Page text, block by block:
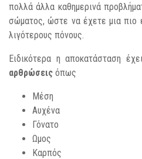
πολλά άλλα καθημερινά
σώματος, ώστε να έχετε μια πιο
λιγότερους πόνους.
Ειδικότερα η αποκατάσταση
αρθρώσεις όπως
Μέση
Αυχένα
Γόνατο
Ωμος
Καρπός